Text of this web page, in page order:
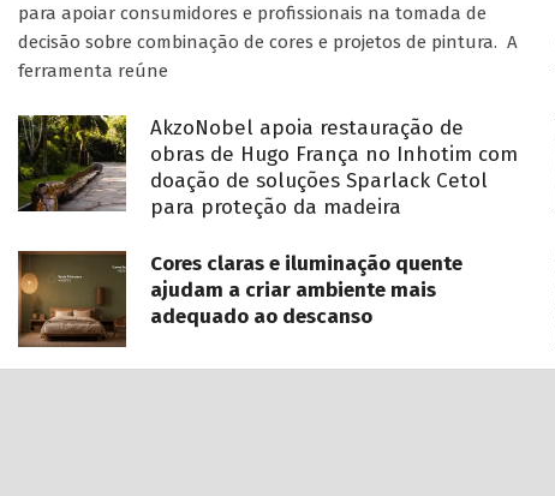
para apoiar consumidores e profissionais na tomada de
decisão sobre combinação de cores e projetos de pintura. A
ferramenta reúne
AkzoNobel apoia restauração de
obras de Hugo França no Inhotim com
doação de soluções Sparlack Cetol
para proteção da madeira
Cores claras e iluminação quente
ajudam a criar ambiente mais
adequado ao descanso